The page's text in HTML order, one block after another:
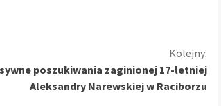
Kolejny:
poszukiwania zaginionej 17-letniej
Aleksandry Narewskiej w Raciborzu